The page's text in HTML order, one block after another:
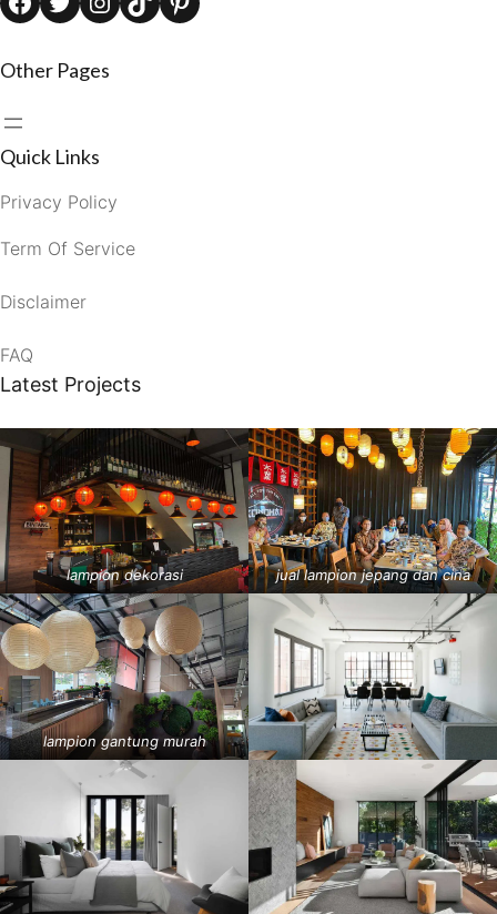
Other Pages
Quick Links
Privacy Policy
Term Of Service
Disclaimer
FAQ
Latest Projects
lampion dekorasi jual lampion jepang dan cina
lampion gantung murah